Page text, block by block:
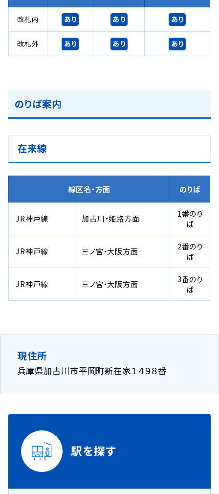
改札内 あり あり あり
改札外 あり あり あり
のりば案内
在来線
線区名・方面 のりば
JR神戸線 加古川・姫路方面
1番のり
ば
JR神戸線 三ノ宮・大阪方面
2番のり
ば
JR神戸線 三ノ宮・大阪方面
3番のり
ば
現住所
兵庫県加古川市平岡町新在家１４９８番
駅を探す